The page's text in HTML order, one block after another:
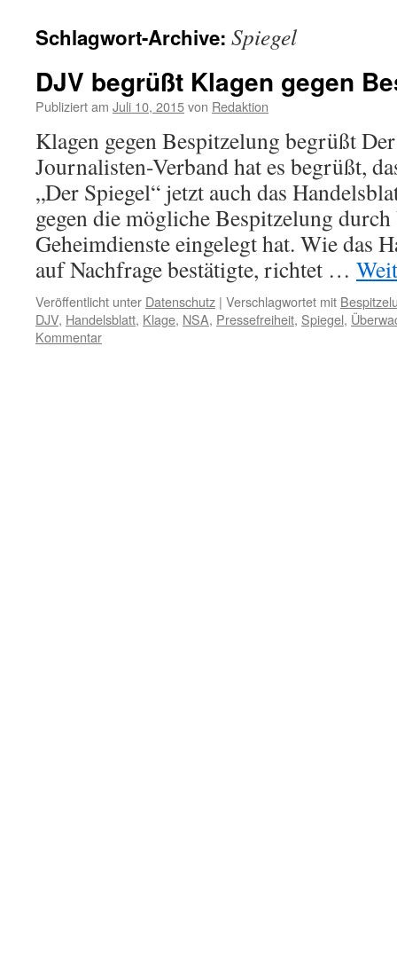
Schlagwort-Archive: Spiegel
DJV begrüßt Klagen gegen
Publiziert am Juli 10, 2015von Redaktion
Klagen gegen Bespitzelung begrüßt
Journalisten-Verband hat es begrüßt,
„Der Spiegel“ jetzt auch das
gegen die mögliche Bespitzelung
Geheimdienste eingelegt hat. Wie das
auf Nachfrage bestätigte, richtet …
Veröffentlicht unter Datenschutz | Verschlagwortet mit
DJV, Handelsblatt, Klage, NSA, Pressefreiheit, Spiegel,
Kommentar